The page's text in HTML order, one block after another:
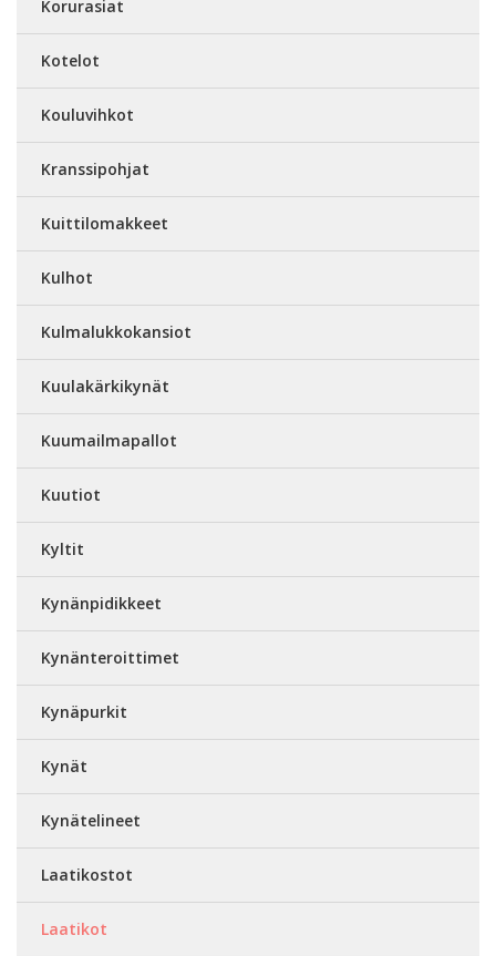
Korurasiat
Kotelot
Kouluvihkot
Kranssipohjat
Kuittilomakkeet
Kulhot
Kulmalukkokansiot
Kuulakärkikynät
Kuumailmapallot
Kuutiot
Kyltit
Kynänpidikkeet
Kynänteroittimet
Kynäpurkit
Kynät
Kynätelineet
Laatikostot
Laatikot